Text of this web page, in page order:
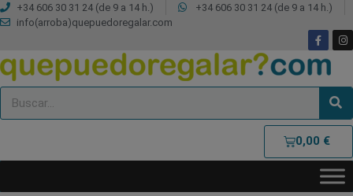
+34 606 30 31 24 (de 9 a 14 h.)
+34 606 30 31 24 (de 9 a 14 h.)
info(arroba)quepuedoregalar.com
0,00 €